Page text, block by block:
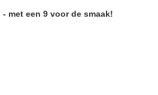
met een 9 voor de smaak!